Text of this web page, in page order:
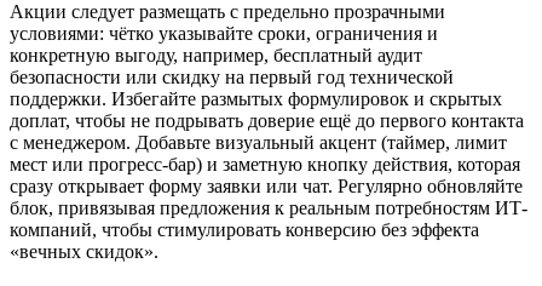
Акции следует размещать с предельно прозрачными
условиями: чётко указывайте сроки, ограничения и
конкретную выгоду, например, бесплатный аудит
безопасности или скидку на первый год технической
поддержки. Избегайте размытых формулировок и скрытых
доплат, чтобы не подрывать доверие ещё до первого контакта
с менеджером. Добавьте визуальный акцент (таймер, лимит
мест или прогресс-бар) и заметную кнопку действия, которая
сразу открывает форму заявки или чат. Регулярно обновляйте
блок, привязывая предложения к реальным потребностям ИТ-
компаний, чтобы стимулировать конверсию без эффекта
«вечных скидок».